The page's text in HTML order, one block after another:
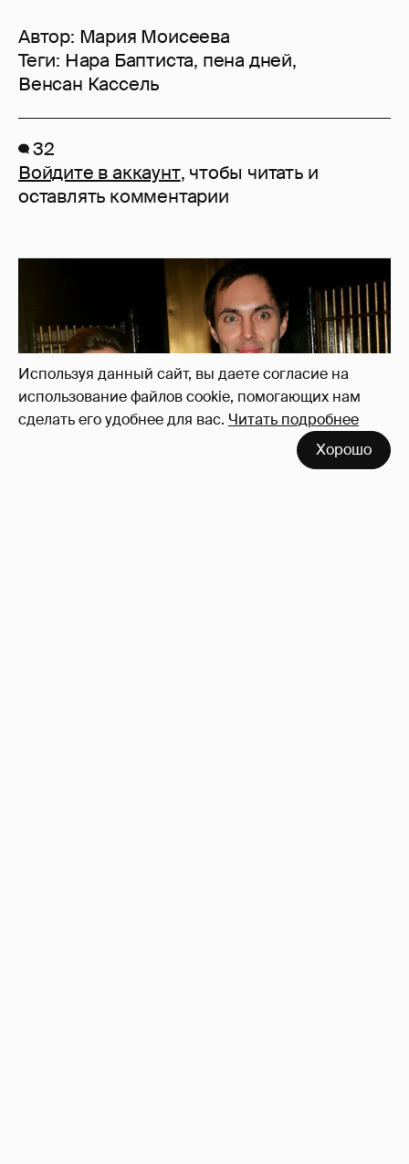
Используя данный сайт, вы даете согласие на
использование файлов cookie, помогающих нам
сделать его удобнее для вас. Читать подробнее
Хорошо
Автор: Мария Моисеева
Теги: Нара Баптиста, пена дней,
Венсан Кассель
32
Войдите в аккаунт, чтобы читать и
оставлять комментарии